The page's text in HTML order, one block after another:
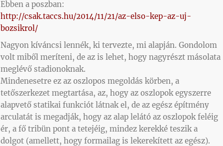
Ebben a poszban:
http://csak.taccs.hu/2014/11/21/az-elso-kep-az-uj-
bozsikrol/
Nagyon kíváncsi lennék, ki tervezte, mi alapján. Gondolom
volt miből meríteni, de az is lehet, hogy nagyrészt másolata
meglévő stadionoknak.
Mindenesetre ez az oszlopos megoldás körben, a
tetőszerkezet megtartása, az, hogy az oszlopok egyszerre
alapvető statikai funkciót látnak el, de az egész építmény
arculatát is megadják, hogy az alap lelátó az oszlopok feléig
ér, a fő tribün pont a tetejéig, mindez kerekké teszik a
dolgot (amellett, hogy formailag is lekerekített az egész).